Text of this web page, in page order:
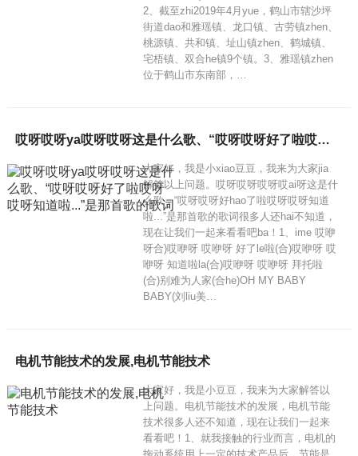
2、截至zhi2019年4月yue，鹤山市辖沙坪
街道dao和雅瑶镇、龙口镇、古劳镇zhen、
桃源镇、共和镇、址山镇zhen、鹤城镇、
宅梧镇、双合he镇9个镇。3、雅瑶镇zhen
位于鹤山市东南部，…
哎呀哎呀ya哎呀哎呀这是什么歌、“哎呀哎呀好了啦哎呀哎呀知道啦...”是那首歌的歌词
大家好，我是小xiao豆豆，我来为大家jia
解答以上问题。哎呀哎呀哎呀哎ai呀这是什
么歌，“哎呀哎呀好hao了啦哎呀哎呀知道
啦...”是那首歌的歌词很多人还hai不知道，
现在让我们一起来看看吧ba！1、ime 哎咿
呀合)哎咿呀 哎咿呀 好了le啦(合)哎咿呀 哎
咿呀 知道啦la(合)哎咿呀 哎咿呀 拜托啦
(合)别难为人家(合he)OH MY BABY
BABY(刘liu美…
电机节能技术的发展,电机节能技术
大家好，我是小豆豆，我来为大家解答以
上问题。电机节能技术的发展，电机节能
技术很多人还不知道，现在让我们一起来
看看吧！1、就我接触的行业而言，电机的